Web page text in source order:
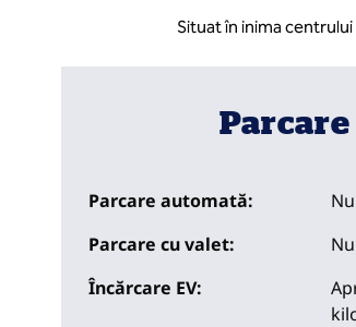
Situat în inima
Parcare
Parcare automată:
Parcare cu valet:
Încărcare EV: